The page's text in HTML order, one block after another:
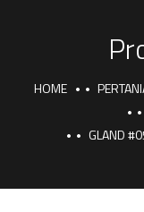
HOME
GLAND